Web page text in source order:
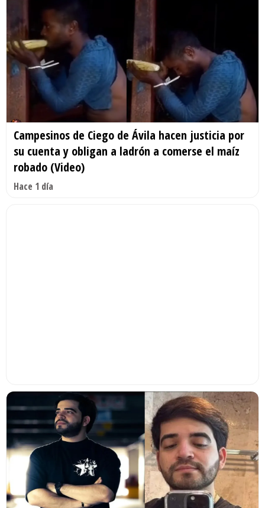
Campesinos de Ciego de Ávila hacen justicia por
su cuenta y obligan a ladrón a comerse el maíz
robado (Video)
Hace 1 día